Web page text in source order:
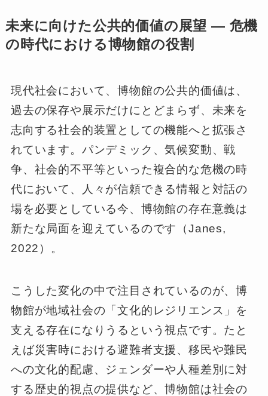
未来に向けた公共的価値の展望 ― 危機
の時代における博物館の役割
現代社会において、博物館の公共的価値は、
過去の保存や展示だけにとどまらず、未来を
志向する社会的装置としての機能へと拡張さ
れています。パンデミック、気候変動、戦
争、社会的不平等といった複合的な危機の時
代において、人々が信頼できる情報と対話の
場を必要としている今、博物館の存在意義は
新たな局面を迎えているのです（Janes,
2022）。
こうした変化の中で注目されているのが、博
物館が地域社会の「文化的レジリエンス」を
支える存在になりうるという視点です。たと
えば災害時における避難者支援、移民や難民
への文化的配慮、ジェンダーや人種差別に対
する歴史的視点の提供など、博物館は社会の